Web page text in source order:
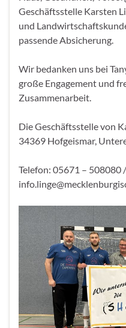
Geschäftsstelle Karsten
und
passende Absicherung.
Wir bedanken uns bei
große Engagement und
Zusammenarbeit.
Die Geschäftsstelle von
34369 Hofgeismar,
Telefon: 05671 –